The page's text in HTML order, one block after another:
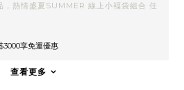
，熱情盛夏SUMMER 線上小褔袋組合 任
享免運優惠
查看更多